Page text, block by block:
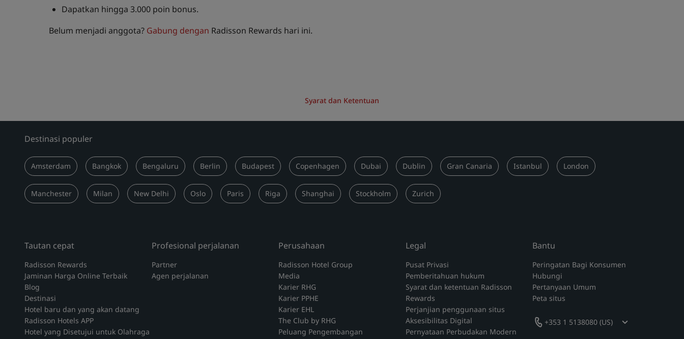
Dapatkan hingga 3.000 poin bonus.
Belum menjadi anggota? Gabung dengan Radisson Rewards hari ini.
Syarat dan Ketentuan
Destinasi populer
Amsterdam Bangkok Bengaluru Berlin Budapest Copenhagen Dubai Dublin Gran Canaria Istanbul London
Manchester Milan New Delhi Oslo Paris Riga Shanghai Stockholm Zurich
Tautan cepat
Radisson Rewards
Jaminan Harga Online Terbaik
Blog
Destinasi
Hotel baru dan yang akan datang
Radisson Hotels APP
Hotel yang Disetujui untuk Olahraga
Profesional perjalanan
Partner
Agen perjalanan
Perusahaan
Radisson Hotel Group
Media
Karier RHG
Karier PPHE
Karier EHL
The Club by RHG
Peluang Pengembangan
Legal
Pusat Privasi
Pemberitahuan hukum
Syarat dan ketentuan Radisson
Rewards
Perjanjian penggunaan situs
Aksesibilitas Digital
Pernyataan Perbudakan Modern
Bantu
Peringatan Bagi Konsumen
Hubungi
Pertanyaan Umum
‌Peta situs
+353 1 5138080 (US)